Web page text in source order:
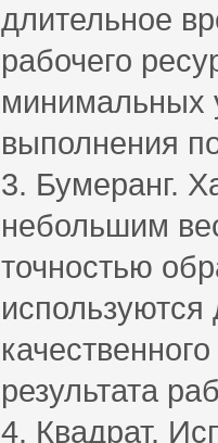
длительное
рабочего
минимальных
выполнения
Бумеранг.
небольшим
точностью
результата
Квадрат.